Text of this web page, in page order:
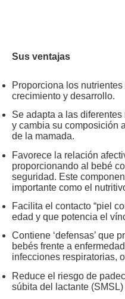
Sus ventajas
Proporciona los
crecimiento y desarrollo.
Se adapta a las
y cambia su composición
de la mamada.
Favorece la relación
proporcionando al bebé
seguridad. Este
importante como el
Facilita el contacto “piel
edad y que potencia el
Contiene ‘defensas’ que
bebés frente a
infecciones respiratorias,
Reduce el riesgo de
súbita del lactante